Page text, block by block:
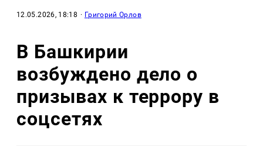
12.05.2026, 18:18 · Григорий Орлов
В Башкирии
возбуждено дело о
призывах к террору в
соцсетях